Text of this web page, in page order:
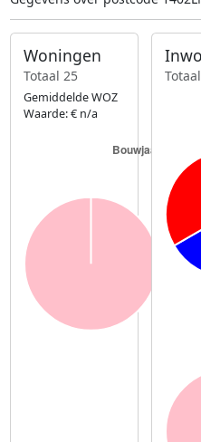
Woningen
Totaal 25
Gemiddelde WOZ
Waarde: € n/a